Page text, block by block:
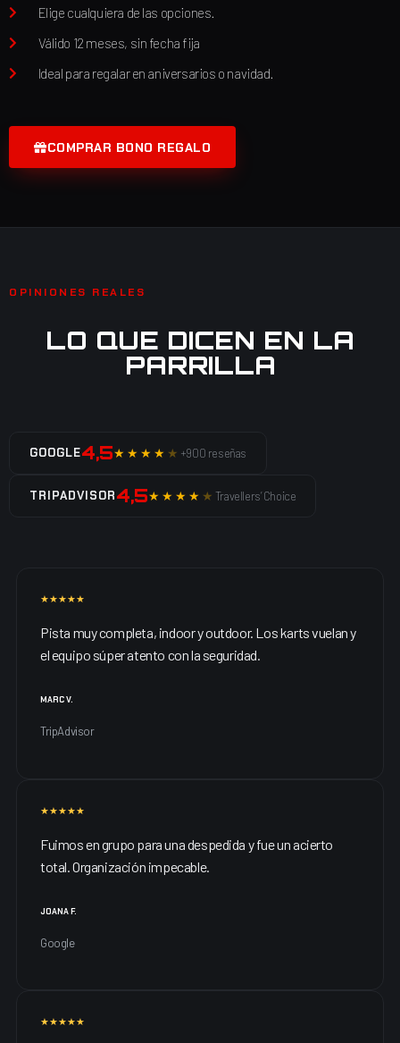
Elige cualquiera de las opciones.
Válido 12 meses, sin fecha fija
Ideal para regalar en aniversarios o navidad.
COMPRAR BONO REGALO
OPINIONES REALES
LO QUE DICEN EN LA
PARRILLA
GOOGLE4,5★★★★ ★ +900 reseñas
TRIPADVISOR4,5★★★★ ★ Travellers’ Choice
★★★★★
Pista muy completa, indoor y outdoor. Los karts vuelan y
el equipo súper atento con la seguridad.
MARC V.
TripAdvisor
★★★★★
Fuimos en grupo para una despedida y fue un acierto
total. Organización impecable.
JOANA F.
Google
★★★★★